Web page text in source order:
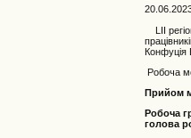
LII
Конфуція
Робоча
Прийом
Робоча
голова